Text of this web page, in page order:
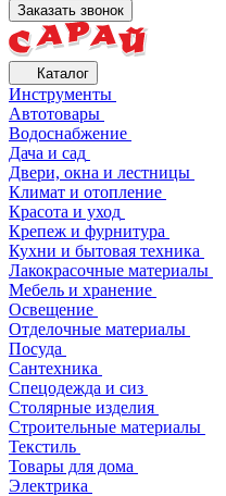
Заказать звонок
Каталог
Инструменты
Автотовары
Водоснабжение
Дача и сад
Двери, окна и лестницы
Климат и отопление
Красота и уход
Крепеж и фурнитура
Кухни и бытовая техника
Лакокрасочные материалы
Мебель и хранение
Освещение
Отделочные материалы
Посуда
Сантехника
Спецодежда и сиз
Столярные изделия
Строительные материалы
Текстиль
Товары для дома
Электрика